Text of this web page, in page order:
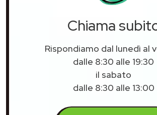
Chiama
Rispondiamo dal lunedì al
dalle 8:30 alle 19:30
il sabato
dalle 8:30 alle 13:00